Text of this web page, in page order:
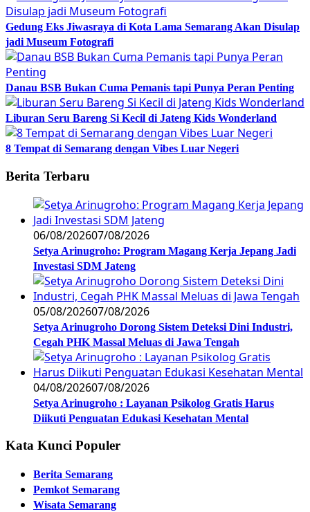
Gedung Eks Jiwasraya di Kota Lama Semarang Akan Disulap
jadi Museum Fotografi
Danau BSB Bukan Cuma Pemanis tapi Punya Peran Penting
Liburan Seru Bareng Si Kecil di Jateng Kids Wonderland
8 Tempat di Semarang dengan Vibes Luar Negeri
Berita Terbaru
06/08/202607/08/2026
Setya Arinugroho: Program Magang Kerja Jepang Jadi
Investasi SDM Jateng
05/08/202607/08/2026
Setya Arinugroho Dorong Sistem Deteksi Dini Industri,
Cegah PHK Massal Meluas di Jawa Tengah
04/08/202607/08/2026
Setya Arinugroho : Layanan Psikolog Gratis Harus
Diikuti Penguatan Edukasi Kesehatan Mental
Kata Kunci Populer
Berita Semarang
Pemkot Semarang
Wisata Semarang